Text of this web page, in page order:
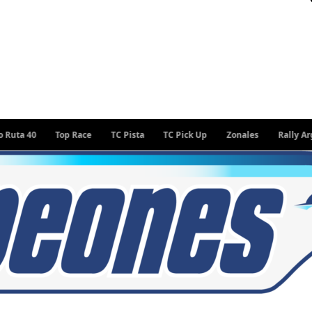
Top Race TC Pista TC Pick Up Zonales Rally Argentino